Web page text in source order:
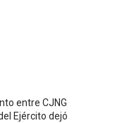
entre CJNG
Ejército dejó